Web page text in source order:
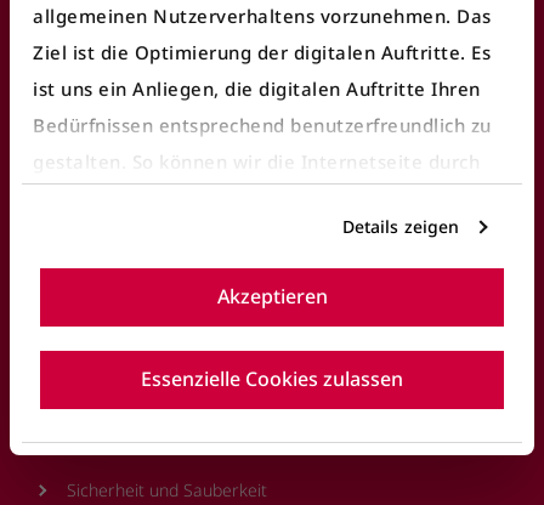
allgemeinen Nutzerverhaltens vorzunehmen. Das
Ziel ist die Optimierung der digitalen Auftritte. Es
ist uns ein Anliegen, die digitalen Auftritte Ihren
Bedürfnissen entsprechend benutzerfreundlich zu
gestalten. So können wir die Internetseite durch
Internetseite, die für Sie interessant sein können,
optimieren.
Details entnehmen Sie bitte unserer
Details zeigen
Akzeptieren
Essenzielle Cookies zulassen
Häufige Anliegen
Fundbüro finden
Fahrausweiskontrolle
Fahrgastrechte
Sicherheit und Sauberkeit